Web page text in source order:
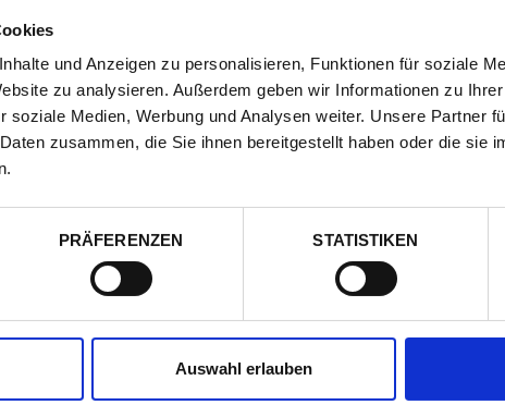
und Anzeigen zu personalisieren, Funktionen für soziale
zu analysieren. Außerdem geben wir Informationen zu
soziale Medien, Werbung und Analysen weiter. Unsere Partner
zusammen, die Sie ihnen bereitgestellt haben oder die sie
PRÄFERENZEN STATISTIKEN
Auswahl erlauben
snc /
on laptop keyboard,
website,
/
conference
kt /
© Vasyl Dolmatov